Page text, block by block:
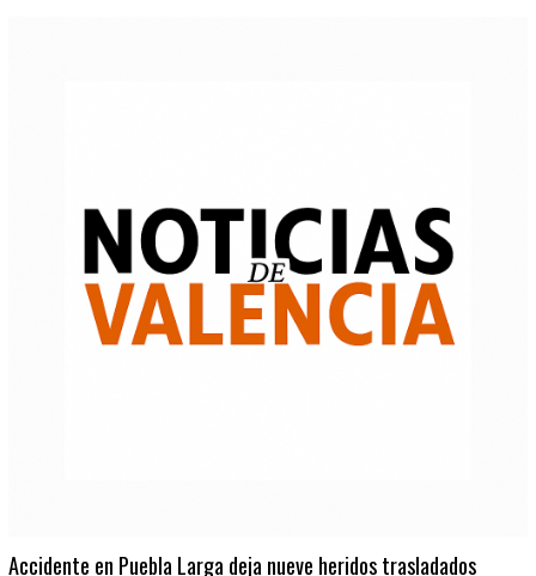
Accidente en Puebla Larga deja nueve heridos trasladados